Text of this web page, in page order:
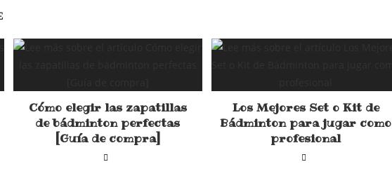
Cómo elegir las zapatillas
de bádminton perfectas
[Guía de compra]
Los Mejores Set o Kit de
Bádminton para jugar como
profesional